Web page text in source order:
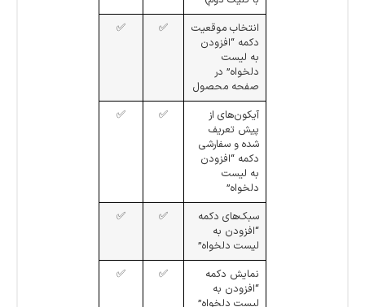
انتخاب موقعیت
دکمه “افزودن
به لیست
دلخواه” در
صفحه محصول
✅
✅
آیکون‌های از
پیش تعریف
شده و سفارشی
دکمه “افزودن
به لیست
دلخواه”
✅
✅
سبک‌های دکمه
“افزودن به
لیست دلخواه”
✅
✅
نمایش دکمه
“افزودن به
لیست دلخواه”
✅
✅